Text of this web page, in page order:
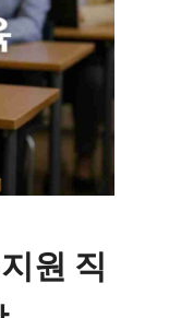
원 직